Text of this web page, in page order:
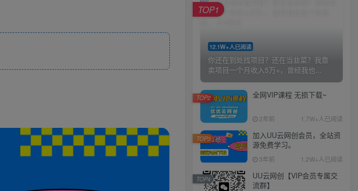
12.1W+人已阅读
你还在到处找项目？还在当韭菜？我靠
卖项目一个月收入5万+，曾经我也...
TOP1
全网VIP课程 无损下载~
2年前 1.7W+人已阅读
TOP2
加入UU云网创会员，全站资
源免费学习。
3年前 1.2W+人已阅读
TOP3
UU云网创【VIP会员专属交
流群】
TOP4